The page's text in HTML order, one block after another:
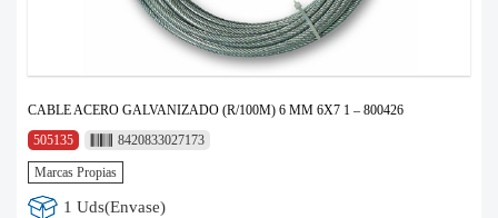
CABLE ACERO GALVANIZADO (R/100M) 6 MM 6X7 1 – 800426
505135
8420833027173
Marcas Propias
1 Uds(Envase)